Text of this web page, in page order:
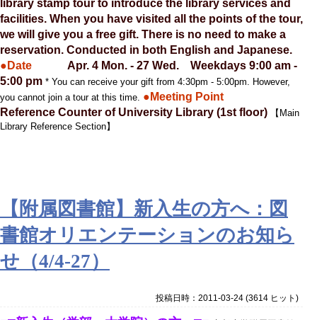
library stamp tour to introduce the library services and
facilities. When you have visited all the points of the tour,
we will give you a free gift. There is no need to make a
reservation. Conducted in both English and Japanese.
●Date
Apr. 4 Mon. - 27 Wed. Weekdays 9:00 am -
5:00 pm * You can receive your gift from 4:30pm - 5:00pm. However,
you cannot join a tour at this time. ●Meeting Point
Reference Counter of University Library (1st floor) 【Main
Library Reference Section】
【附属図書館】新入生の方へ：図
書館オリエンテーションのお知ら
せ（4/4-27）
投稿日時：2011-03-24(3614 ヒット )